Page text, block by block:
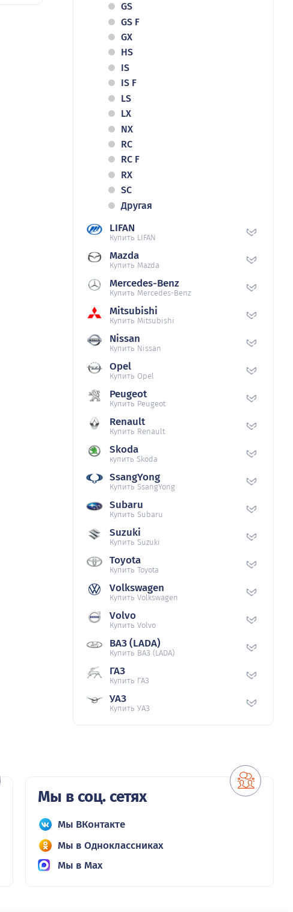
GS
GS F
GX
HS
IS
IS F
LS
LX
NX
RC
RC F
RX
SC
Другая
LIFAN
Купить LIFAN
Mazda
Купить Mazda
Mercedes-Benz
Купить Mercedes-Benz
Mitsubishi
Купить Mitsubishi
Nissan
Купить Nissan
Opel
Купить Opel
Peugeot
Купить Peugeot
Renault
Купить Renault
Skoda
купить Skoda
SsangYong
Купить SsangYong
Subaru
Купить Subaru
Suzuki
Купить Suzuki
Toyota
Купить Toyota
Volkswagen
Купить Volkswagen
Volvo
Купить Volvo
ВАЗ (LADA)
Купить ВАЗ (LADA)
ГАЗ
Купить ГАЗ
УАЗ
Купить УАЗ
Мы в соц. сетях
Мы ВКонтакте
Мы в Одноклассниках
Мы в Max